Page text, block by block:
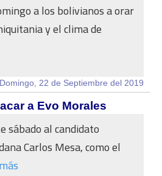
a los bolivianos a orar
y el clima de
Domingo, 22 de Septiembre del 2019
a Evo Morales
sábado al candidato
Carlos Mesa, como el